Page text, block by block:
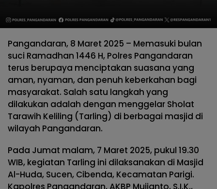
Pangandaran, 8 Maret 2025 – Memasuki bulan
suci Ramadhan 1446 H, Polres Pangandaran
terus berupaya menciptakan suasana yang
aman, nyaman, dan penuh keberkahan bagi
masyarakat. Salah satu langkah yang
dilakukan adalah dengan menggelar Sholat
Tarawih Keliling (Tarling) di berbagai masjid di
wilayah Pangandaran.
Pada Jumat malam, 7 Maret 2025, pukul 19.30
WIB, kegiatan Tarling ini dilaksanakan di Masjid
Al-Huda, Sucen, Cibenda, Kecamatan Parigi.
Kapolres Pangandaran, AKBP Mujianto, S.I.K.,